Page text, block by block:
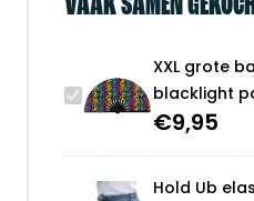
XXL grote
blacklight
€9,95
Hold Ub